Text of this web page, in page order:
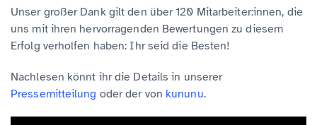
Unser großer Dank gilt den über 120 Mitarbeiter:innen, die
uns mit ihren hervorragenden Bewertungen zu diesem
Erfolg verholfen haben: Ihr seid die Besten!
Nachlesen könnt ihr die Details in unserer
Pressemitteilung oder der von kununu.